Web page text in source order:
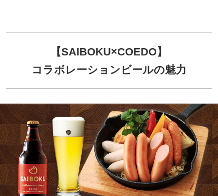
【SAIBOKU×COEDO】
コラボレーションビールの魅力